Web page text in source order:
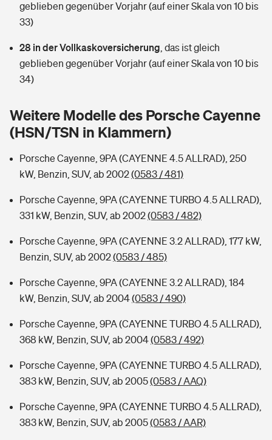
Hochwasser-Check: Wie gefährdet ist Ihr Haus?
Wer versichert was: Jetzt Versicherer finden
Sie haben Fragen?
Handyversicherung
Private Cyberversicherung
Musikinstrumentenversicherung
Zur Übersicht
Typklassen: So ist Ihr Auto eingestuft
Sie haben Fragen?
Wer versichert was: Jetzt Versicherer finden
Sie haben Fragen?
Rentenrechner: Wie viel Geld bekomme ich im Alter?
geblieben gegenüber Vorjahr (auf einer Skala von 10 bis
33)
28 in der Vollkaskoversicherung das ist gleich
geblieben gegenüber Vorjahr (auf einer Skala von 10 bis
34)
Weitere Modelle des Porsche Cayenne
(HSN/TSN in Klammern)
Porsche Cayenne, 9PA (CAYENNE 4.5 ALLRAD), 250
kW, Benzin, SUV, ab 2002(0583 / 481)
Porsche Cayenne, 9PA (CAYENNE TURBO 4.5 ALLRAD),
331 kW, Benzin, SUV, ab 2002(0583 / 482)
Porsche Cayenne, 9PA (CAYENNE 3.2 ALLRAD), 177 kW,
Benzin, SUV, ab 2002(0583 / 485)
Porsche Cayenne, 9PA (CAYENNE 3.2 ALLRAD), 184
kW, Benzin, SUV, ab 2004(0583 / 490)
Porsche Cayenne, 9PA (CAYENNE TURBO 4.5 ALLRAD),
368 kW, Benzin, SUV, ab 2004(0583 / 492)
Porsche Cayenne, 9PA (CAYENNE TURBO 4.5 ALLRAD),
383 kW, Benzin, SUV, ab 2005(0583 / AAQ)
Porsche Cayenne, 9PA (CAYENNE TURBO 4.5 ALLRAD),
383 kW, Benzin, SUV, ab 2005(0583 / AAR)